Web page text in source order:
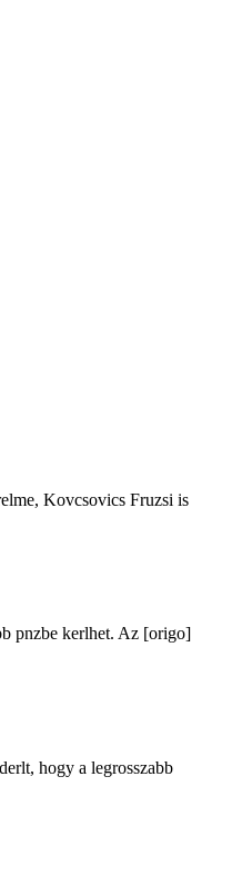
Kovcsovics Fruzsi is
pnzbe kerlhet. Az [origo]
hogy a legrosszabb